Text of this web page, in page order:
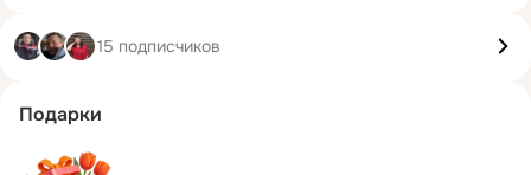
15 подписчиков
Подарки